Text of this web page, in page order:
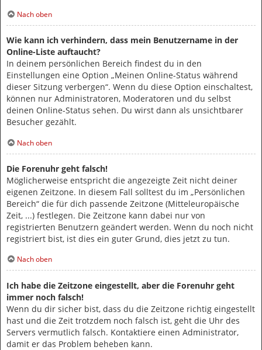
Nach oben
Wie kann ich verhindern, dass mein Benutzername in der
Online-Liste auftaucht?
In deinem persönlichen Bereich findest du in den
Einstellungen eine Option „Meinen Online-Status während
dieser Sitzung verbergen“. Wenn du diese Option einschaltest,
können nur Administratoren, Moderatoren und du selbst
deinen Online-Status sehen. Du wirst dann als unsichtbarer
Besucher gezählt.
Nach oben
Die Forenuhr geht falsch!
Möglicherweise entspricht die angezeigte Zeit nicht deiner
eigenen Zeitzone. In diesem Fall solltest du im „Persönlichen
Bereich“ die für dich passende Zeitzone (Mitteleuropäische
Zeit, ...) festlegen. Die Zeitzone kann dabei nur von
registrierten Benutzern geändert werden. Wenn du noch nicht
registriert bist, ist dies ein guter Grund, dies jetzt zu tun.
Nach oben
Ich habe die Zeitzone eingestellt, aber die Forenuhr geht
immer noch falsch!
Wenn du dir sicher bist, dass du die Zeitzone richtig eingestellt
hast und die Zeit trotzdem noch falsch ist, geht die Uhr des
Servers vermutlich falsch. Kontaktiere einen Administrator,
damit er das Problem beheben kann.